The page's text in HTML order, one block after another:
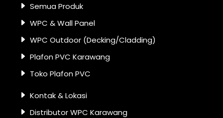
Semua Produk
WPC & Wall Panel
WPC Outdoor (Decking/Cladding)
Plafon PVC Karawang
Toko Plafon PVC
Kontak & Lokasi
Distributor WPC Karawang